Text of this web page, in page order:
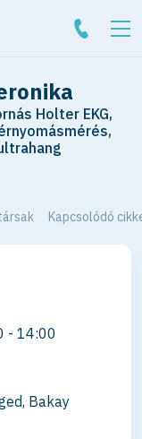
Holter EKG,
Kapcsolódó
- 14:00
Bakay